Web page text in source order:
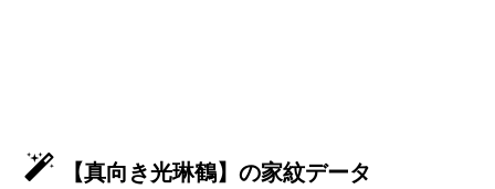
【真向き光琳鶴】の家紋データ